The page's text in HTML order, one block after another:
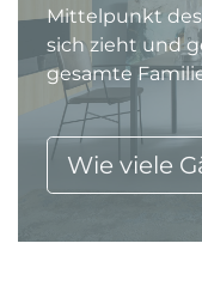
Mittelpunkt des
sich zieht und
gesamte
Wie viele